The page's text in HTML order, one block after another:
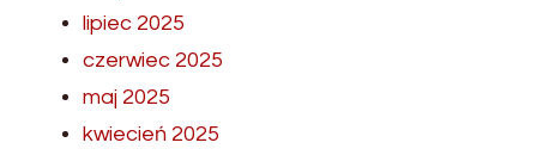
lipiec 2025
czerwiec 2025
maj 2025
kwiecień 2025